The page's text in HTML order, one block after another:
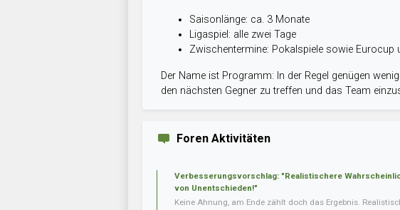
Saisonlänge: ca. 3 Monate
Ligaspiel: alle zwei Tage
Zwischentermine: Pokalspiele sowie Eurocup
Der Name ist Programm: In der Regel genügen
den nächsten Gegner zu treffen und das Team
Foren Aktivitäten
Verbesserungsvorschlag: "Realistischere
von Unentschieden!"
Keine Ahnung, am Ende zählt doch das Ergebnis.